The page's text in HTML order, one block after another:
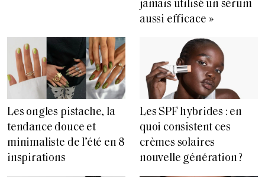
jamais utilisé un sérum
aussi efficace »
Les ongles pistache, la
tendance douce et
minimaliste de l’été en 8
inspirations
Les SPF hybrides : en
quoi consistent ces
crèmes solaires
nouvelle génération ?